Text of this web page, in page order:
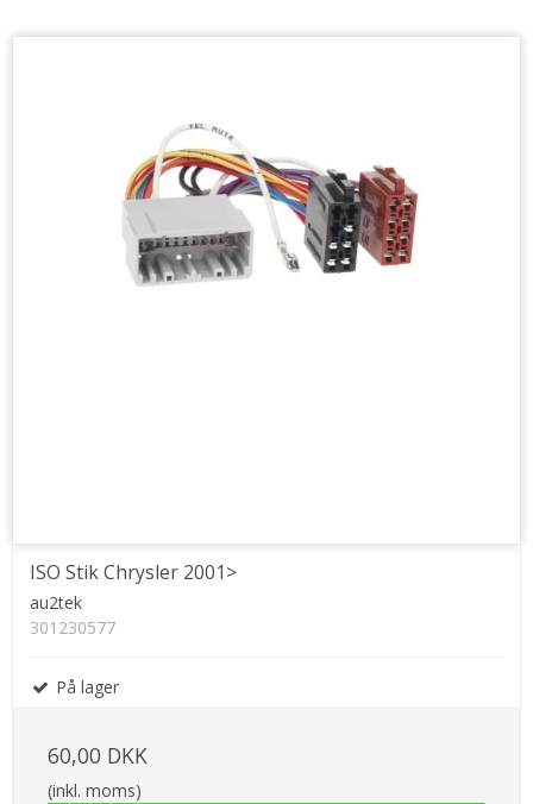
ISO Stik Chrysler 2001>
au2tek
301230577
På lager
60,00 DKK
(inkl. moms)